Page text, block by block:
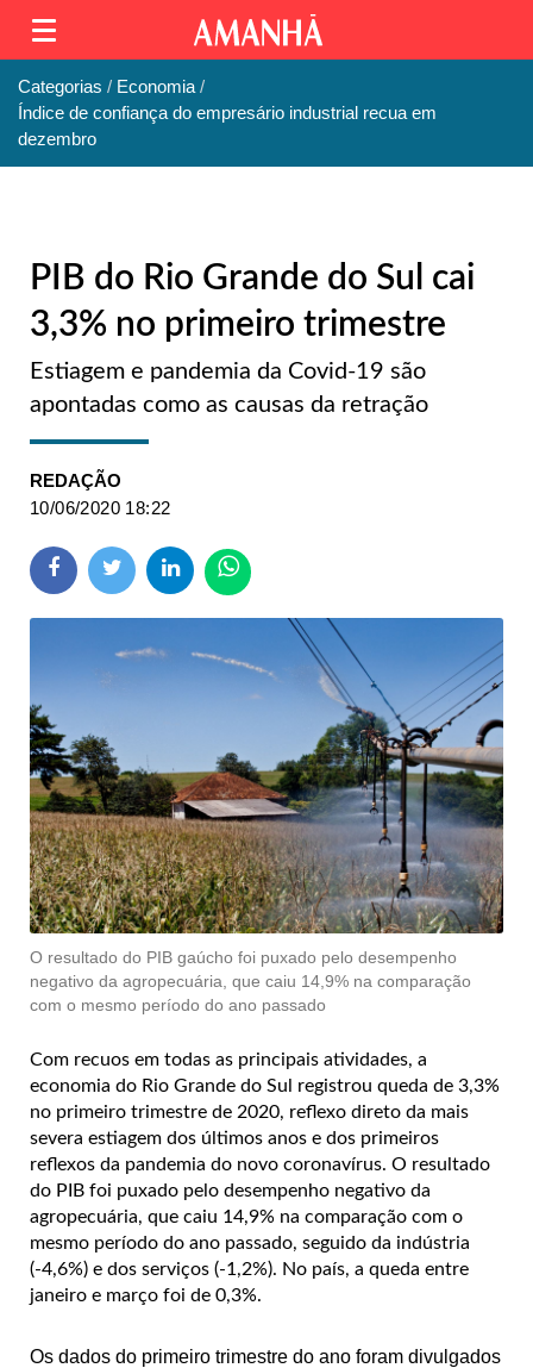
Categorias
Economia
Índice de confiança do empresário industrial recua em
dezembro
PIB do Rio Grande do Sul cai
3,3% no primeiro trimestre
Estiagem e pandemia da Covid-19 são
apontadas como as causas da retração
REDAÇÃO
10/06/2020 18:22
O resultado do PIB gaúcho foi puxado pelo desempenho
negativo da agropecuária, que caiu 14,9% na comparação
com o mesmo período do ano passado
Com recuos em todas as principais atividades, a
economia do Rio Grande do Sul registrou queda de 3,3%
no primeiro trimestre de 2020, reflexo direto da mais
severa estiagem dos últimos anos e dos primeiros
reflexos da pandemia do novo coronavírus. O resultado
do PIB foi puxado pelo desempenho negativo da
agropecuária, que caiu 14,9% na comparação com o
mesmo período do ano passado, seguido da indústria
(-4,6%) e dos serviços (-1,2%). No país, a queda entre
janeiro e março foi de 0,3%.
Os dados do primeiro trimestre do ano foram divulgados